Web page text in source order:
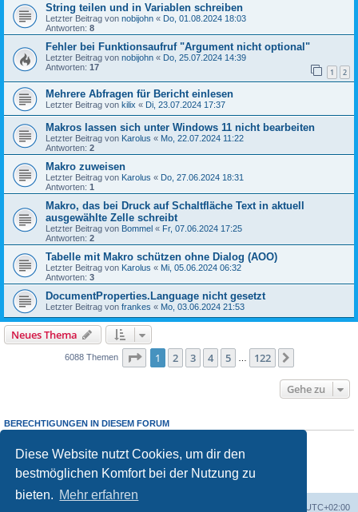
Diese Website nutzt Cookies, um dir den
bestmöglichen Komfort bei der Nutzung zu
bieten. Mehr erfahren
String teilen und in Variablen schreiben
Letzter Beitrag von nobijohn « Do, 01.08.2024 18:03
Antworten: 8
Fehler bei Funktionsaufruf "Argument nicht optional"
Letzter Beitrag von nobijohn « Do, 25.07.2024 14:39
Antworten: 17 1 2
Mehrere Abfragen für Bericht einlesen
Letzter Beitrag von kilix « Di, 23.07.2024 17:37
Makros lassen sich unter Windows 11 nicht bearbeiten
Letzter Beitrag von Karolus « Mo, 22.07.2024 11:22
Antworten: 2
Makro zuweisen
Letzter Beitrag von Karolus « Do, 27.06.2024 18:31
Antworten: 1
Makro, das bei Druck auf Schaltfläche Text in aktuell
ausgewählte Zelle schreibt
Letzter Beitrag von Bommel « Fr, 07.06.2024 17:25
Antworten: 2
Tabelle mit Makro schützen ohne Dialog (AOO)
Letzter Beitrag von Karolus « Mi, 05.06.2024 06:32
Antworten: 3
DocumentProperties.Language nicht gesetzt
Letzter Beitrag von frankes « Mo, 03.06.2024 21:53
Neues Thema
6088 Themen Seite 1von 122
1 2 3 4 5 122
Gehe zu
BERECHTIGUNGEN IN DIESEM FORUM
Dudarfst Antworten zu Themen in diesem Forum erstellen.
Du darfst deine Beiträge in diesem Forumnichtändern.
Du darfst deine Beiträge in diesem Forum nicht löschen.
keine
UTC+02:00